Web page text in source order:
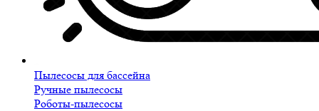
Пылесосы для бассейна
Ручные пылесосы
Роботы-пылесосы